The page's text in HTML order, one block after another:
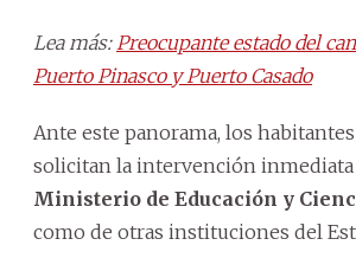
Lea más:Preocupante estado del
Puerto Pinasco y Puerto Casado
Ante este panorama, los
solicitan la intervención
Ministerio de Educación y
como de otras instituciones del